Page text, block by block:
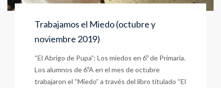
Trabajamos el Miedo (octubre y
noviembre 2019)
“El Abrigo de Pupa”: Los miedos en 6º de Primaria.
Los alumnos de 6ºA en el mes de octubre
trabajaron el “Miedo” a través del libro titulado “El